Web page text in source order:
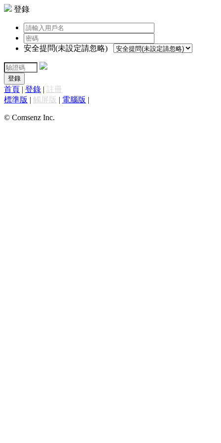
登錄
安全提問(未設定請忽略)
登錄
首頁 | 登錄 | 註冊
標準版 | 觸屏版 | 電腦版 |
© Comsenz Inc.